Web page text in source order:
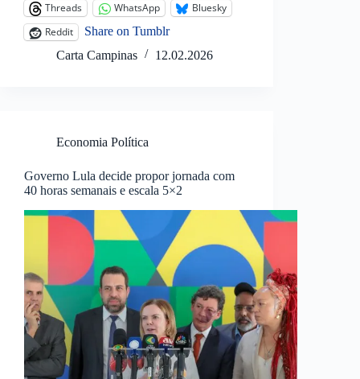
Threads
WhatsApp
Bluesky
Reddit
Share on Tumblr
Carta Campinas
12.02.2026
Economia Política
Governo Lula decide propor jornada com
40 horas semanais e escala 5×2